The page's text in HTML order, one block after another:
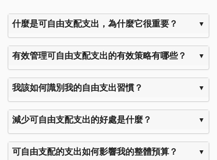
什麼是可自由支配支出，為什麼它很重要？
有效管理可自由支配支出的有效策略有哪些？
我該如何識別我的自由支出習慣？
減少可自由支配支出的好處是什麼？
可自由支配的支出如何影響我的整體預算？